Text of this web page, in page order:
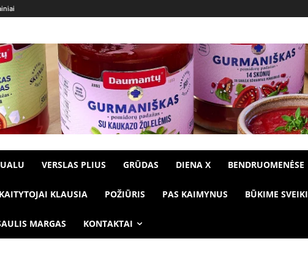
VERSLAS PLIUS GRŪDAS DIENA X BENDRUOMENĖSE
KLAUSIA POŽIŪRIS PAS KAIMYNUS BŪKIME SVEIKI
MARGAS KONTAKTAI